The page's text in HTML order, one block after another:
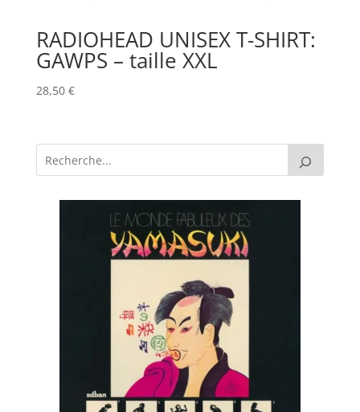
RADIOHEAD UNISEX T-SHIRT:
GAWPS – taille XXL
28,50 €